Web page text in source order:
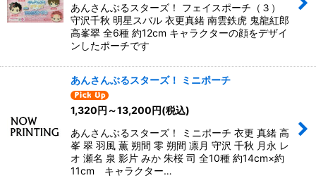
あんさんぶるスターズ！ フェイスポーチ（３）
守沢千秋 明星スバル 衣更真緒 南雲鉄虎 鬼龍紅郎
高峯翠 全6種 約12cm キャラクターの顔をデザイ
ンしたポーチです
あんさんぶるスターズ！ ミニポーチ
1,320円 ～13,200円(税込)
あんさんぶるスターズ！ ミニポーチ 衣更 真緒 高
峯 翠 羽風 薫 朔間 零 朔間 凛月 守沢 千秋 月永 レ
オ 瀬名 泉 影片 みか 朱桜 司 全10種 約14cm×約
11cm キャラクター…